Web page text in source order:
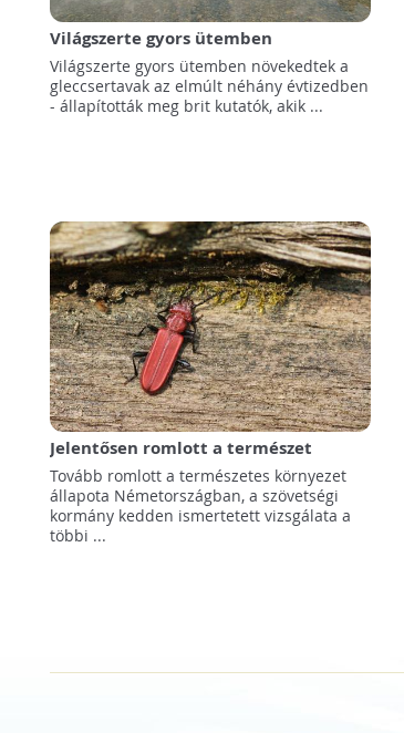
Világszerte gyors ütemben
szaporodnak a gleccsertavak
Világszerte gyors ütemben növekedtek a
gleccsertavak az elmúlt néhány évtizedben
- állapították meg brit kutatók, akik ...
Jelentősen romlott a természet
állapota Németországban
Tovább romlott a természetes környezet
állapota Németországban, a szövetségi
kormány kedden ismertetett vizsgálata a
többi ...